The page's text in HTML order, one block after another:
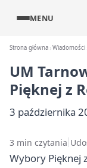
MENU
Strona główna Wiadomości
UM
Pięknej z
3 października
3 min czytania
Wybory Pięknej